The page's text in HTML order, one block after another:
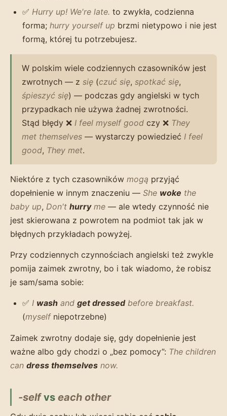
✅ Hurry up! We're late. to zwykła, codzienna
forma; hurry yourself up brzmi nietypowo i nie jest
formą, której tu potrzebujesz.
W polskim wiele codziennych czasowników jest
zwrotnych — z się (czuć się, spotkać się,
śpieszyć się) — podczas gdy angielski w tych
przypadkach nie używa żadnej zwrotności.
Stąd błędy ❌ I feel myself good czy ❌ They
met themselves — wystarczy powiedzieć I feel
good, They met.
Niektóre z tych czasowników mogą przyjąć
dopełnienie w innym znaczeniu — She woke the
baby up, Don't hurryme — ale wtedy czynność nie
jest skierowana z powrotem na podmiot tak jak w
błędnych przykładach powyżej.
Przy codziennych czynnościach angielski też zwykle
pomija zaimek zwrotny, bo i tak wiadomo, że robisz
je sam/sama sobie:
✅ I wash and get dressedbefore breakfast.
(myselfniepotrzebne)
Zaimek zwrotny dodaje się, gdy dopełnienie jest
ważne albo gdy chodzi o „bez pomocy”: The children
can dress themselves now.
-selfvs each other